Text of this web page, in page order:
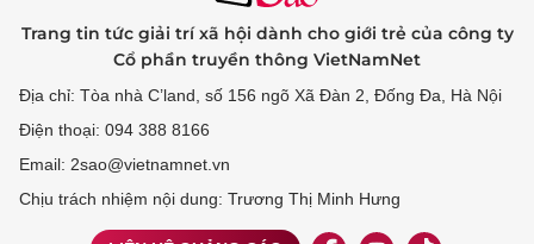
Trang tin tức giải trí xã hội dành cho giới trẻ của công ty
Cổ phần truyền thông VietNamNet
Địa chỉ: Tòa nhà C’land, số 156 ngõ Xã Đàn 2, Đống Đa, Hà Nội
Điện thoại: 094 388 8166
Email: 2sao@vietnamnet.vn
Chịu trách nhiệm nội dung: Trương Thị Minh Hưng